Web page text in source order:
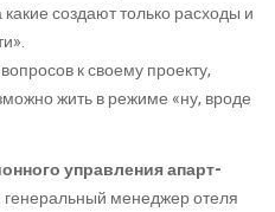
создают только расходы и
к своему проекту,
жить в режиме «ну, вроде
управления апарт-
менеджер отеля